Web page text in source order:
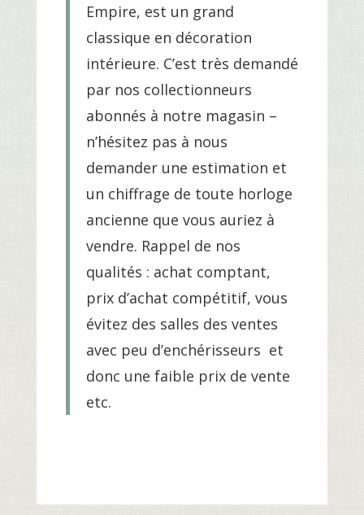
Empire, est un grand
classique en décoration
intérieure. C’est très demandé
par nos collectionneurs
abonnés à notre magasin –
n’hésitez pas à nous
demander une estimation et
un chiffrage de toute horloge
ancienne que vous auriez à
vendre. Rappel de nos
qualités : achat comptant,
prix d’achat compétitif, vous
évitez des salles des ventes
avec peu d’enchérisseurs et
donc une faible prix de vente
etc.